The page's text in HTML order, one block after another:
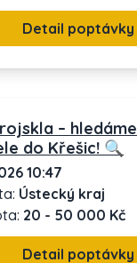
Detail poptávky
– hledáme
do Křešic! 🔍
10:47
Ústecký kraj
20 - 50 000 Kč
Detail poptávky